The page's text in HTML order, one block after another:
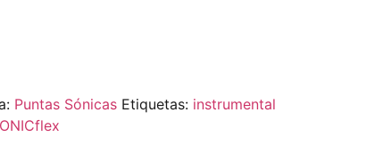
Puntas Sónicas Etiquetas: instrumental